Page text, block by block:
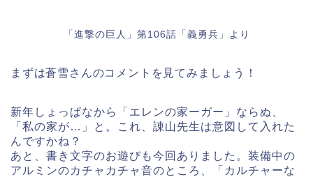
「進撃の巨人」第106話「義勇兵」より
まずは蒼雪さんのコメントを見てみましょう！
新年しょっぱなから「エレンの家ーガー」ならぬ、
「私の家が…」と。これ、諌山先生は意図して入れた
んですかね？
あと、書き文字のお遊びも今回ありました。装備中の
アルミンのカチャカチャ音のところ、「カルチャーな